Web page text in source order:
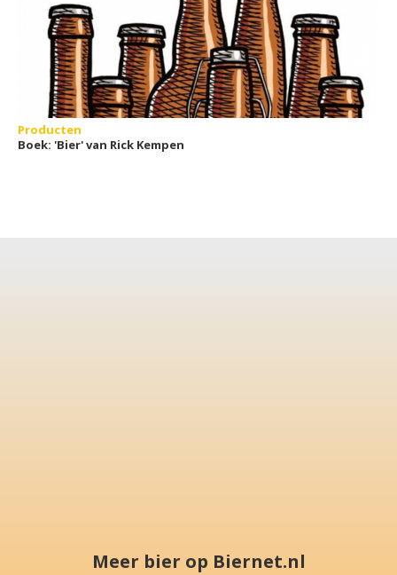
Producten
Boek: 'Bier' van Rick Kempen
Meer bier op Biernet.nl